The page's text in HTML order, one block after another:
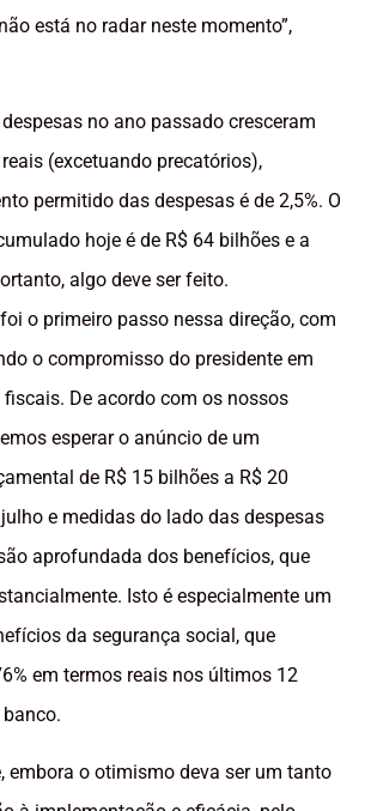
está no radar neste momento”,
despesas no ano passado cresceram
(excetuando precatórios),
permitido das despesas é de 2,5%. O
hoje é de R$ 64 bilhões e a
algo deve ser feito.
o primeiro passo nessa direção, com
o compromisso do presidente em
De acordo com os nossos
esperar o anúncio de um
de R$ 15 bilhões a R$ 20
e medidas do lado das despesas
aprofundada dos benefícios, que
Isto é especialmente um
da segurança social, que
em termos reais nos últimos 12
banco.
embora o otimismo deva ser um tanto